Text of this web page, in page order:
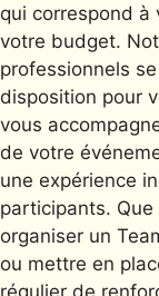
qui correspond à
votre budget.
professionnels
disposition pour
vous
de votre
une expérience
participants.
organiser un
ou mettre en
régulier de